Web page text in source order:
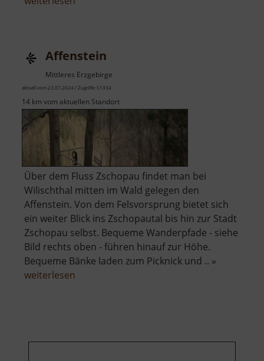
Affenstein
Mittleres Erzgebirge
aktuell vom 23.07.2024 / Zugriffe: 51334
14 km vom aktuellen Standort
Über dem Fluss Zschopau findet man bei
Wilischthal mitten im Wald gelegen den
Affenstein. Von dem Felsvorsprung bietet sich
ein weiter Blick ins Zschopautal bis hin zur Stadt
Zschopau selbst. Bequeme Wanderpfade - siehe
Bild rechts oben - führen hinauf zur Höhe.
Bequeme Bänke laden zum Picknick und .. »
weiterlesen